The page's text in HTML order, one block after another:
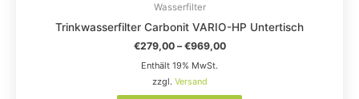
Wasserfilter
Trinkwasserfilter Carbonit VARIO-HP Untertisch
€279,00–€969,00
Enthält 19% MwSt.
zzgl. Versand
weist